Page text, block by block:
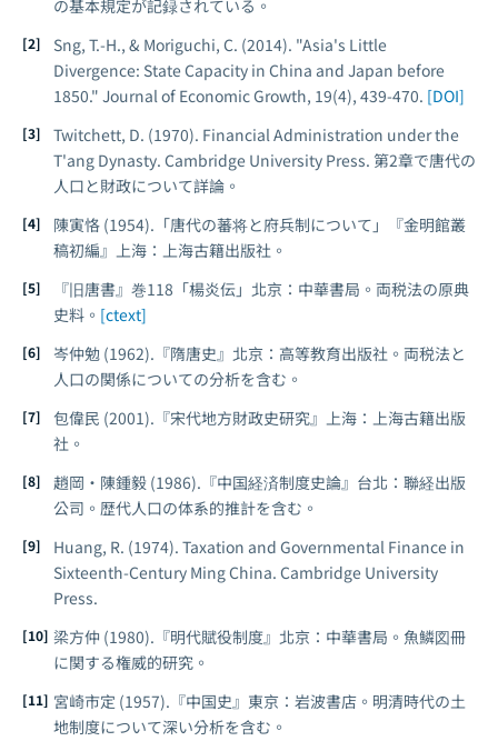
の基本規定が記録されている。
Sng, T.-H., & Moriguchi, C. (2014). "Asia's Little
Divergence: State Capacity in China and Japan before
1850." Journal of Economic Growth, 19(4), 439-470. [DOI]
Twitchett, D. (1970). Financial Administration under the
T'ang Dynasty. Cambridge University Press. 第2章で唐代の
人口と財政について詳論。
陳寅恪 (1954).「唐代の蕃将と府兵制について」『金明館叢
稿初編』上海：上海古籍出版社。
『旧唐書』巻118「楊炎伝」北京：中華書局。両税法の原典
史料。 [ctext]
岑仲勉 (1962).『隋唐史』北京：高等教育出版社。両税法と
人口の関係についての分析を含む。
包偉民 (2001).『宋代地方財政史研究』上海：上海古籍出版
社。
趙岡・陳鍾毅 (1986).『中国経済制度史論』台北：聯経出版
公司。歴代人口の体系的推計を含む。
Huang, R. (1974). Taxation and Governmental Finance in
Sixteenth-Century Ming China. Cambridge University
Press.
梁方仲 (1980).『明代賦役制度』北京：中華書局。魚鱗図冊
に関する権威的研究。
宮崎市定 (1957).『中国史』東京：岩波書店。明清時代の土
地制度について深い分析を含む。